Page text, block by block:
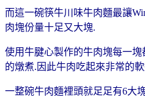
而這一碗筷牛川味牛肉麵最讓
肉塊份量十足又大塊.
使用牛腱心製作的牛肉塊每一
的燉煮.因此牛肉吃起來非常的
一整碗牛肉麵裡頭就足足有6大